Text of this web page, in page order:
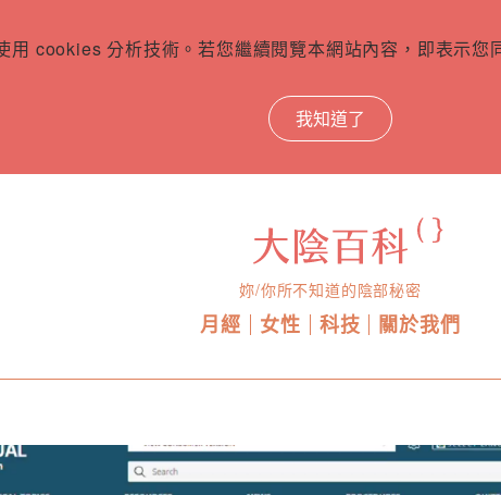
用 cookies 分析技術。若您繼續閱覽本網站內容，即表示
我知道了
妳/你所不知道的陰部秘密
月經 女性 科技 關於我們